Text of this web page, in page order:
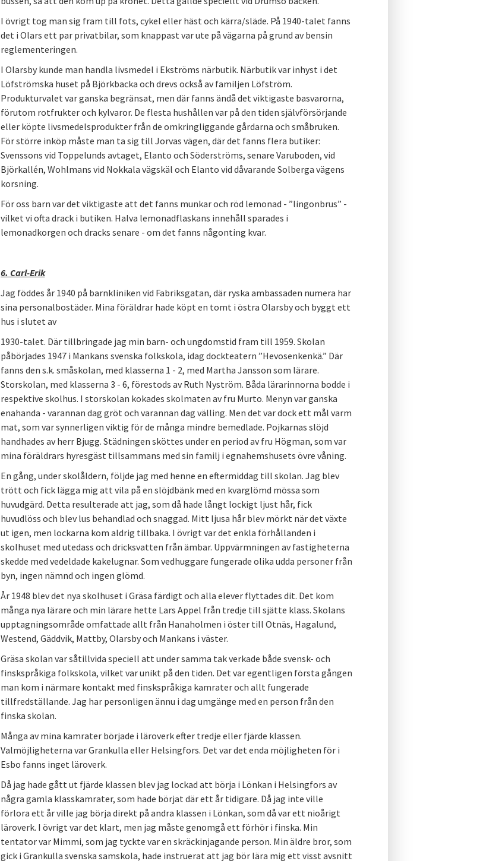
I övrigt tog man sig fram till fots, cykel eller häst och kärra/släde. På 1940-talet fanns
det i Olars ett par privatbilar, som knappast var ute på vägarna på grund av bensin
reglementeringen.
I Olarsby kunde man handla livsmedel i Ekströms närbutik. Närbutik var inhyst i det
Löfströmska huset på Björkbacka och drevs också av familjen Löfström.
Produkturvalet var ganska begränsat, men där fanns ändå det viktigaste basvarorna,
förutom rotfrukter och kylvaror. De flesta hushållen var på den tiden självförsörjande
eller köpte livsmedelsprodukter från de omkringliggande gårdarna och småbruken.
För större inköp måste man ta sig till Jorvas vägen, där det fanns flera butiker:
Svenssons vid Toppelunds avtaget, Elanto och Söderströms, senare Varuboden, vid
Björkallén, Wohlmans vid Nokkala vägskäl och Elanto vid dåvarande Solberga vägens
korsning.
För oss barn var det viktigaste att det fanns munkar och röd lemonad - ”lingonbrus” -
vilket vi ofta drack i butiken. Halva lemonadflaskans innehåll sparades i
lemonadkorgen och dracks senare - om det fanns någonting kvar.
6. Carl-Erik
Jag föddes år 1940 på barnkliniken vid Fabriksgatan, där ryska ambassaden numera har
sina personalbostäder. Mina föräldrar hade köpt en tomt i östra Olarsby och byggt ett
hus i slutet av
1930-talet. Där tillbringade jag min barn- och ungdomstid fram till 1959. Skolan
påbörjades 1947 i Mankans svenska folkskola, idag dockteatern ”Hevosenkenkä.” Där
fanns den s.k. småskolan, med klasserna 1 - 2, med Martha Jansson som lärare.
Storskolan, med klasserna 3 - 6, förestods av Ruth Nyström. Båda lärarinnorna bodde i
respektive skolhus. I storskolan kokades skolmaten av fru Murto. Menyn var ganska
enahanda - varannan dag gröt och varannan dag välling. Men det var dock ett mål varm
mat, som var synnerligen viktig för de många mindre bemedlade. Pojkarnas slöjd
handhades av herr Bjugg. Städningen sköttes under en period av fru Högman, som var
mina föräldrars hyresgäst tillsammans med sin familj i egnahemshusets övre våning.
En gång, under skolåldern, följde jag med henne en eftermiddag till skolan. Jag blev
trött och fick lägga mig att vila på en slöjdbänk med en kvarglömd mössa som
huvudgärd. Detta resulterade att jag, som då hade långt lockigt ljust hår, fick
huvudlöss och blev lus behandlad och snaggad. Mitt ljusa hår blev mörkt när det växte
ut igen, men lockarna kom aldrig tillbaka. I övrigt var det enkla förhållanden i
skolhuset med utedass och dricksvatten från ämbar. Uppvärmningen av fastigheterna
skedde med vedeldade kakelugnar. Som vedhuggare fungerade olika udda personer från
byn, ingen nämnd och ingen glömd.
År 1948 blev det nya skolhuset i Gräsa färdigt och alla elever flyttades dit. Det kom
många nya lärare och min lärare hette Lars Appel från tredje till sjätte klass. Skolans
upptagningsområde omfattade allt från Hanaholmen i öster till Otnäs, Hagalund,
Westend, Gäddvik, Mattby, Olarsby och Mankans i väster.
Gräsa skolan var såtillvida speciell att under samma tak verkade både svensk- och
finskspråkiga folkskola, vilket var unikt på den tiden. Det var egentligen första gången
man kom i närmare kontakt med finskspråkiga kamrater och allt fungerade
tillfredställande. Jag har personligen ännu i dag umgänge med en person från den
finska skolan.
Många av mina kamrater började i läroverk efter tredje eller fjärde klassen.
Valmöjligheterna var Grankulla eller Helsingfors. Det var det enda möjligheten för i
Esbo fanns inget läroverk.
Då jag hade gått ut fjärde klassen blev jag lockad att börja i Lönkan i Helsingfors av
några gamla klasskamrater, som hade börjat där ett år tidigare. Då jag inte ville
förlora ett år ville jag börja direkt på andra klassen i Lönkan, som då var ett nioårigt
läroverk. I övrigt var det klart, men jag måste genomgå ett förhör i finska. Min
tentator var Mimmi, som jag tyckte var en skräckinjagande person. Min äldre bror, som
gick i Grankulla svenska samskola, hade instruerat att jag bör lära mig ett visst avsnitt